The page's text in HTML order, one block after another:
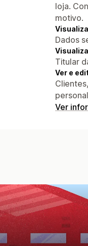
loja.
motivo.
Dados
Titular
Ver e
Ver